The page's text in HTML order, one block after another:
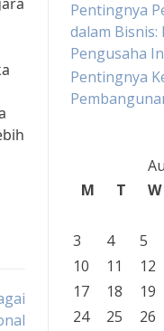
Pentingnya
dalam
Pengusaha
Pentingnya
M
T W
3
4 5
10
11 12
17
18 19
24
25 26